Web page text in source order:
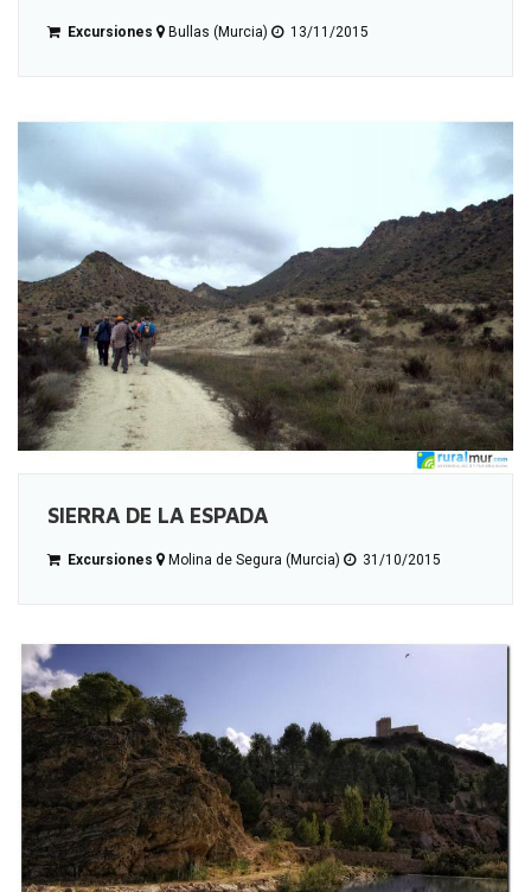
Excursiones Bullas (Murcia) 13/11/2015
SIERRA DE LA ESPADA
Excursiones Molina de Segura (Murcia) 31/10/2015